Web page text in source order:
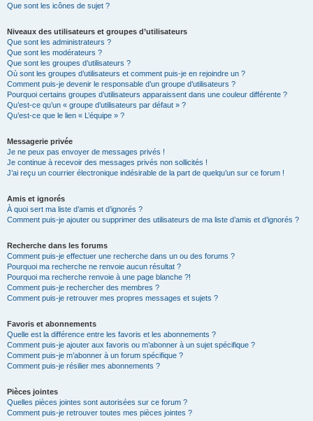
Que sont les icônes de sujet ?
Niveaux des utilisateurs et groupes d’utilisateurs
Que sont les administrateurs ?
Que sont les modérateurs ?
Que sont les groupes d’utilisateurs ?
Où sont les groupes d’utilisateurs et comment puis-je en rejoindre un ?
Comment puis-je devenir le responsable d’un groupe d’utilisateurs ?
Pourquoi certains groupes d’utilisateurs apparaissent dans une couleur différente ?
Qu’est-ce qu’un « groupe d’utilisateurs par défaut » ?
Qu’est-ce que le lien « L’équipe » ?
Messagerie privée
Je ne peux pas envoyer de messages privés !
Je continue à recevoir des messages privés non sollicités !
J’ai reçu un courrier électronique indésirable de la part de quelqu’un sur ce forum !
Amis et ignorés
À quoi sert ma liste d’amis et d’ignorés ?
Comment puis-je ajouter ou supprimer des utilisateurs de ma liste d’amis et d’ignorés ?
Recherche dans les forums
Comment puis-je effectuer une recherche dans un ou des forums ?
Pourquoi ma recherche ne renvoie aucun résultat ?
Pourquoi ma recherche renvoie à une page blanche ?!
Comment puis-je rechercher des membres ?
Comment puis-je retrouver mes propres messages et sujets ?
Favoris et abonnements
Quelle est la différence entre les favoris et les abonnements ?
Comment puis-je ajouter aux favoris ou m’abonner à un sujet spécifique ?
Comment puis-je m’abonner à un forum spécifique ?
Comment puis-je résilier mes abonnements ?
Pièces jointes
Quelles pièces jointes sont autorisées sur ce forum ?
Comment puis-je retrouver toutes mes pièces jointes ?